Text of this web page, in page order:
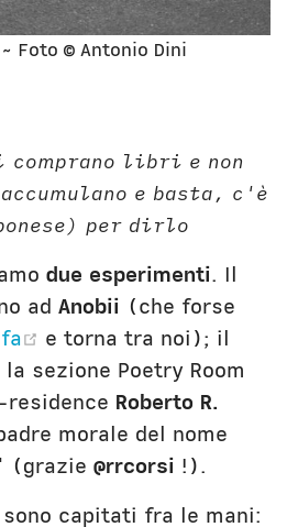
Foto © Antonio Dini
comprano libri e non
e basta, c'è
per dirlo
due esperimenti. Il
ad Anobii (che forse
(opens new window)
e torna tra noi); il
sezione Poetry Room
Roberto R.
morale del nome
(grazie@rrcorsi !).
capitati fra le mani: